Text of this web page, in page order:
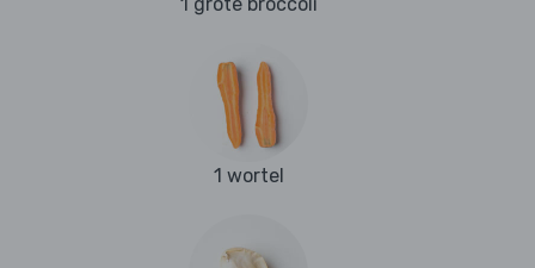
1 grote broccoli
1 wortel